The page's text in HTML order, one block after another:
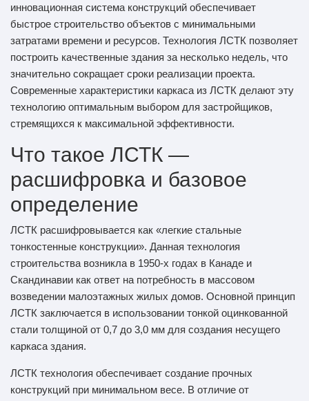
инновационная система конструкций обеспечивает
быстрое строительство объектов с минимальными
затратами времени и ресурсов. Технология ЛСТК позволяет
построить качественные здания за несколько недель, что
значительно сокращает сроки реализации проекта.
Современные характеристики каркаса из ЛСТК делают эту
технологию оптимальным выбором для застройщиков,
стремящихся к максимальной эффективности.
Что такое ЛСТК —
расшифровка и базовое
определение
ЛСТК расшифровывается как «легкие стальные
тонкостенные конструкции». Данная технология
строительства возникла в 1950-х годах в Канаде и
Скандинавии как ответ на потребность в массовом
возведении малоэтажных жилых домов. Основной принцип
ЛСТК заключается в использовании тонкой оцинкованной
стали толщиной от 0,7 до 3,0 мм для создания несущего
каркаса здания.
ЛСТК технология обеспечивает создание прочных
конструкций при минимальном весе. В отличие от